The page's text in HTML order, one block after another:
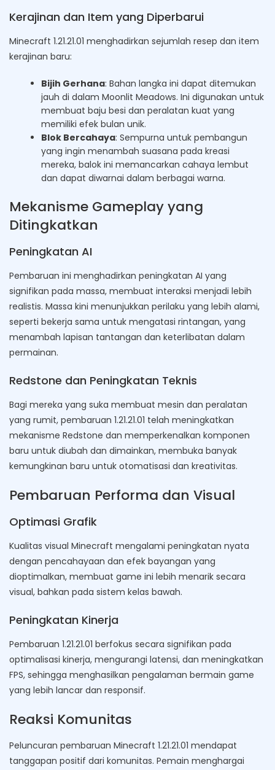
Kerajinan dan Item yang Diperbarui
Minecraft 1.21.21.01 menghadirkan sejumlah resep dan item
kerajinan baru:
Bijih Gerhana: Bahan langka ini dapat ditemukan
jauh di dalam Moonlit Meadows. Ini digunakan untuk
membuat baju besi dan peralatan kuat yang
memiliki efek bulan unik.
Blok Bercahaya: Sempurna untuk pembangun
yang ingin menambah suasana pada kreasi
mereka, balok ini memancarkan cahaya lembut
dan dapat diwarnai dalam berbagai warna.
Mekanisme Gameplay yang
Ditingkatkan
Peningkatan AI
Pembaruan ini menghadirkan peningkatan AI yang
signifikan pada massa, membuat interaksi menjadi lebih
realistis. Massa kini menunjukkan perilaku yang lebih alami,
seperti bekerja sama untuk mengatasi rintangan, yang
menambah lapisan tantangan dan keterlibatan dalam
permainan.
Redstone dan Peningkatan Teknis
Bagi mereka yang suka membuat mesin dan peralatan
yang rumit, pembaruan 1.21.21.01 telah meningkatkan
mekanisme Redstone dan memperkenalkan komponen
baru untuk diubah dan dimainkan, membuka banyak
kemungkinan baru untuk otomatisasi dan kreativitas.
Pembaruan Performa dan Visual
Optimasi Grafik
Kualitas visual Minecraft mengalami peningkatan nyata
dengan pencahayaan dan efek bayangan yang
dioptimalkan, membuat game ini lebih menarik secara
visual, bahkan pada sistem kelas bawah.
Peningkatan Kinerja
Pembaruan 1.21.21.01 berfokus secara signifikan pada
optimalisasi kinerja, mengurangi latensi, dan meningkatkan
FPS, sehingga menghasilkan pengalaman bermain game
yang lebih lancar dan responsif.
Reaksi Komunitas
Peluncuran pembaruan Minecraft 1.21.21.01 mendapat
tanggapan positif dari komunitas. Pemain menghargai